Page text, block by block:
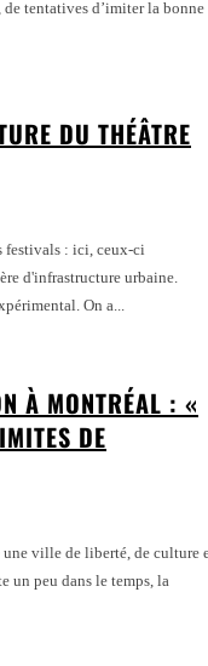
tentatives d’imiter la bonne
DU THÉÂTRE
festivals : ici, ceux-ci
d'infrastructure urbaine.
On a...
À MONTRÉAL : «
DE
une ville de liberté, de culture
un peu dans le temps, la